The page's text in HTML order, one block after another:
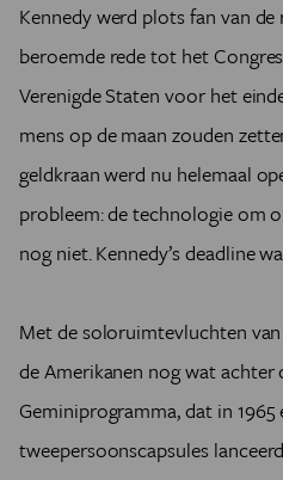
Kennedy werd plots fan van
beroemde rede tot het
Verenigde Staten voor het
mens op de maan zouden
geldkraan werd nu helemaal
probleem: de technologie om
nog niet. Kennedy’s deadline
Met de soloruimtevluchten
de Amerikanen nog wat achter
Geminiprogramma, dat in 1965
tweepersoonscapsules